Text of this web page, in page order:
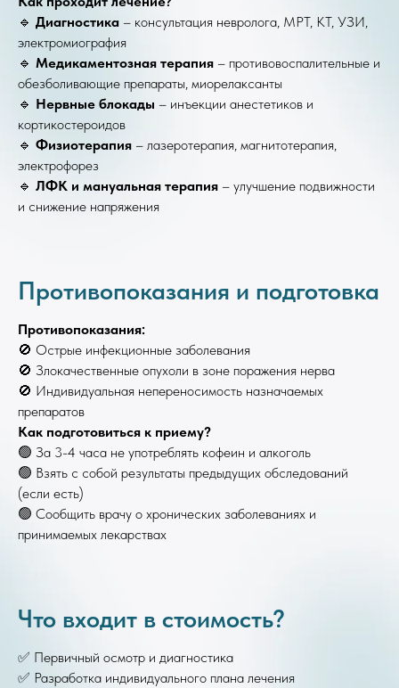
🔹 Диагностика – консультация невролога, МРТ, КТ, УЗИ,
электромиография
🔹 Медикаментозная терапия – противовоспалительные и
обезболивающие препараты, миорелаксанты
🔹 Нервные блокады – инъекции анестетиков и
кортикостероидов
🔹 Физиотерапия – лазеротерапия, магнитотерапия,
электрофорез
🔹 ЛФК и мануальная терапия – улучшение подвижности
и снижение напряжения
Противопоказания и подготовка
Противопоказания:
🚫 Острые инфекционные заболевания
🚫 Злокачественные опухоли в зоне поражения нерва
🚫 Индивидуальная непереносимость назначаемых
препаратов
Как подготовиться к приему?
🟢 За 3-4 часа не употреблять кофеин и алкоголь
🟢 Взять с собой результаты предыдущих обследований
(если есть)
🟢 Сообщить врачу о хронических заболеваниях и
принимаемых лекарствах
Что входит в стоимость?
✅ Первичный осмотр и диагностика
✅ Разработка индивидуального плана лечения